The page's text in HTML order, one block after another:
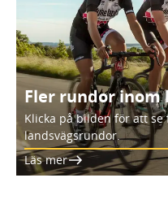
Fler rundor inom
Klicka på bilden för att se
landsvägsrundor.
Läs mer